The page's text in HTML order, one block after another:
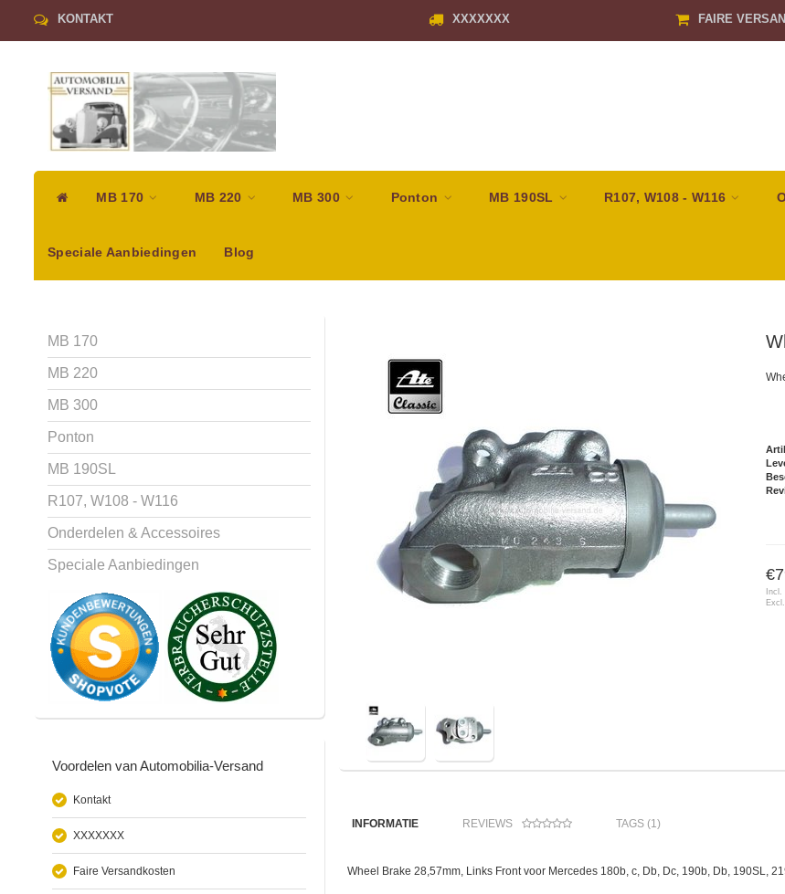
KONTAKT XXXXXXX FAIRE
MB 170 MB 220 MB 300 Ponton MB 190SL R107, W108 - W116
Speciale Aanbiedingen Blog
MB 170
MB 220
MB 300
Ponton
MB 190SL
R107, W108 - W116
Onderdelen & Accessoires
Speciale Aanbiedingen
Voordelen van Automobilia-Versand
Kontakt
XXXXXXX
Faire Versandkosten
Incl.
INFORMATIE REVIEWS TAGS (1)
Wheel Brake 28,57mm, Links Front voor Mercedes 180b, c, Db, Dc, 190b, Db, 190SL,